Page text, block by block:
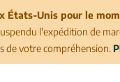
États-Unis pour le
l'expédition de
de votre compréhension.